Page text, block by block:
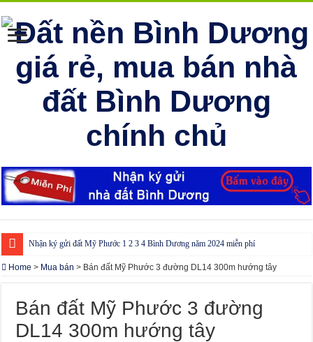
Nhận ký gửi đất Mỹ Phước 1 2 3 4 Bình Dương năm 2024 miễn phí
Cho thuê nhà Ecolakes Bình Dương, mới đẹp, đầy đủ nội thất
Phòng công chứng tại Đồng Phú – Bình Phước
Home > Mua bán > Bán đất Mỹ Phước 3 đường DL14 300m hướng tây
Bán đất Mỹ Phước 3 đường
DL14 300m hướng tây